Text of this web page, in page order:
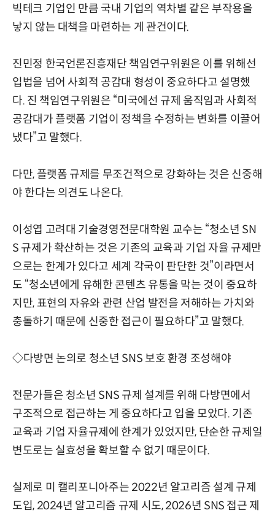
빅테크 기업인 만큼 국내 기업의 역차별 같은 부작용을
낳지 않는 대책을 마련하는 게 관건이다.
진민정 한국언론진흥재단 책임연구위원은 이를 위해선
입법을 넘어 사회적 공감대 형성이 중요하다고 설명했
다. 진 책임연구위원은 “미국에선 규제 움직임과 사회적
공감대가 플랫폼 기업이 정책을 수정하는 변화를 이끌어
냈다”고 말했다.
다만, 플랫폼 규제를 무조건적으로 강화하는 것은 신중해
야 한다는 의견도 나온다.
이성엽 고려대 기술경영전문대학원 교수는 “청소년 SN
S 규제가 확산하는 것은 기존의 교육과 기업 자율 규제만
으로는 한계가 있다고 세계 각국이 판단한 것”이라면서
도 “청소년에게 유해한 콘텐츠 유통을 막는 것이 중요하
지만, 표현의 자유와 관련 산업 발전을 저해하는 가치와
충돌하기 때문에 신중한 접근이 필요하다”고 말했다.
◇다방면 논의로 청소년 SNS 보호 환경 조성해야
전문가들은 청소년 SNS 규제 설계를 위해 다방면에서
구조적으로 접근하는 게 중요하다고 입을 모았다. 기존
교육과 기업 자율규제에 한계가 있었지만, 단순한 규제일
변도로는 실효성을 확보할 수 없기 때문이다.
실제로 미 캘리포니아주는 2022년 알고리즘 설계 규제
도입, 2024년 알고리즘 규제 시도, 2026년 SNS 접근 제